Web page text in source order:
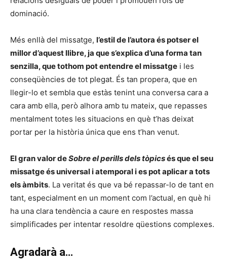
dominació.
Més enllà del missatge, l’estil de l’autora és potser el
millor d’aquest llibre, ja que s’explica d’una forma tan
senzilla, que tothom pot entendre el missatge i les
conseqüències de tot plegat. És tan propera, que en
llegir-lo et sembla que estàs tenint una conversa cara a
cara amb ella, però alhora amb tu mateix, que repasses
mentalment totes les situacions en què t’has deixat
portar per la història única que ens t’han venut.
El gran valor deSobre el perills dels tòpicsés que el seu
missatge és universal i atemporal i es pot aplicar a tots
els àmbits. La veritat és que va bé repassar-lo de tant en
tant, especialment en un moment com l’actual, en què hi
ha una clara tendència a caure en respostes massa
simplificades per intentar resoldre qüestions complexes.
Agradarà a…